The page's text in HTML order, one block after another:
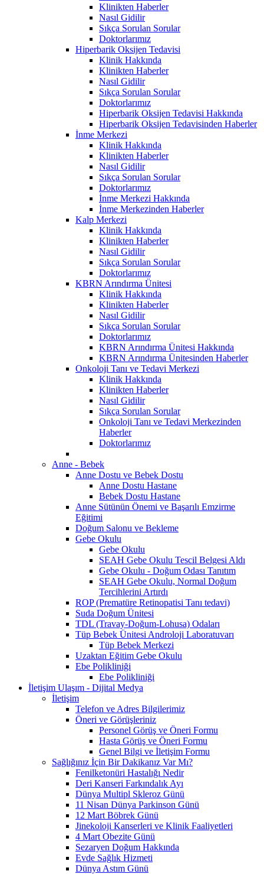
Klinikten Haberler
Nasıl Gidilir
Sıkça Sorulan Sorular
Doktorlarımız
Hiperbarik Oksijen Tedavisi
Klinik Hakkında
Klinikten Haberler
Nasıl Gidilir
Sıkça Sorulan Sorular
Doktorlarımız
Hiperbarik Oksijen Tedavisi Hakkında
Hiperbarik Oksijen Tedavisinden Haberler
İnme Merkezi
Klinik Hakkında
Klinikten Haberler
Nasıl Gidilir
Sıkça Sorulan Sorular
Doktorlarımız
İnme Merkezi Hakkında
İnme Merkezinden Haberler
Kalp Merkezi
Klinik Hakkında
Klinikten Haberler
Nasıl Gidilir
Sıkça Sorulan Sorular
Doktorlarımız
KBRN Arındırma Ünitesi
Klinik Hakkında
Klinikten Haberler
Nasıl Gidilir
Sıkça Sorulan Sorular
Doktorlarımız
KBRN Arındırma Ünitesi Hakkında
KBRN Arındırma Ünitesinden Haberler
Onkoloji Tanı ve Tedavi Merkezi
Klinik Hakkında
Klinikten Haberler
Nasıl Gidilir
Sıkça Sorulan Sorular
Onkoloji Tanı ve Tedavi Merkezinden
Haberler
Doktorlarımız
Anne - Bebek
Anne Dostu ve Bebek Dostu
Anne Dostu Hastane
Bebek Dostu Hastane
Anne Sütünün Önemi ve Başarılı Emzirme
Eğitimi
Doğum Salonu ve Bekleme
Gebe Okulu
Gebe Okulu
SEAH Gebe Okulu Tescil Belgesi Aldı
Gebe Okulu - Doğum Odası Tanıtım
SEAH Gebe Okulu, Normal Doğum
Tercihlerini Artırdı
ROP (Prematüre Retinopatisi Tanı tedavi)
Suda Doğum Ünitesi
TDL (Travay-Doğum-Lohusa) Odaları
Tüp Bebek Ünitesi Androloji Laboratuvarı
Tüp Bebek Merkezi
Uzaktan Eğitim Gebe Okulu
Ebe Polikliniği
Ebe Polikliniği
İletişim Ulaşım - Dijital Medya
İletişim
Telefon ve Adres Bilgilerimiz
Öneri ve Görüşleriniz
Personel Görüş ve Öneri Formu
Hasta Görüş ve Öneri Formu
Genel Bilgi ve İletişim Formu
Sağlığınız İçin Bir Dakikanız Var Mı?
Fenilketonüri Hastalığı Nedir
Deri Kanseri Farkındalık Ayı
Dünya Multipl Skleroz Günü
11 Nisan Dünya Parkinson Günü
12 Mart Böbrek Günü
Jinekoloji Kanserleri ve Klinik Faaliyetleri
4 Mart Obezite Günü
Sezaryen Doğum Hakkında
Evde Sağlık Hizmeti
Dünya Astım Günü